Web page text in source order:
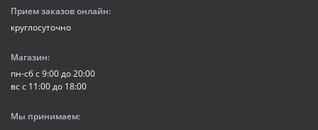
Прием заказов онлайн:
круглосуточно
Магазин:
пн-сб с 9:00 до 20:00
вс с 11:00 до 18:00
Мы принимаем: